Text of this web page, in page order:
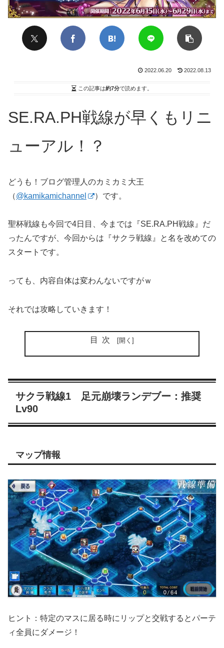
2022.06.20 2022.08.13
この記事は約7分で読めます。
SE.RA.PH戦線が早くもリニ
ューアル！？
どうも！ブログ管理人のカミカミ大王
（@kamikamichannel ）です。
聖杯戦線も今回で4日目、今までは『SE.RA.PH戦線』だ
ったんですが、今回からは『サクラ戦線』と名を改めての
スタートです。
っても、内容自体は変わんないですがｗ
それでは攻略していきます！
目次
サクラ戦線1 足元崩壊ランデブー：推奨
Lv90
マップ情報
ヒント：特定のマスに居る時にリップと交戦するとパーテ
ィ全員にダメージ！